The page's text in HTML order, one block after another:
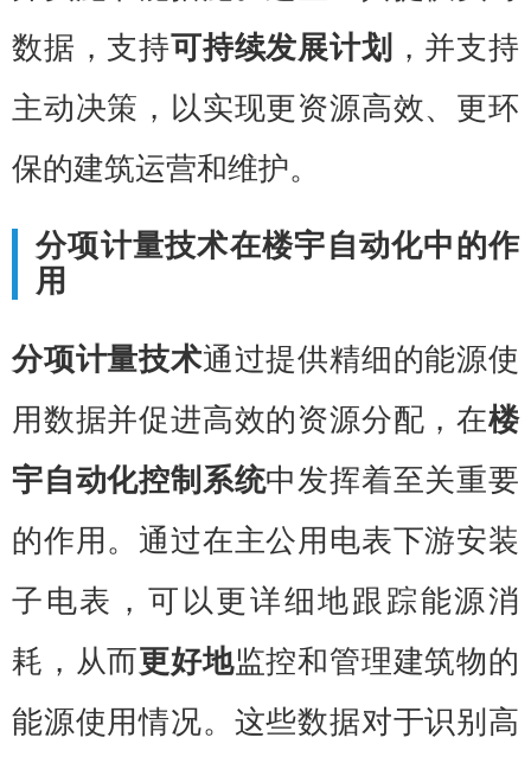
数据，支持可持续发展计划 ，并支持
主动决策，以实现更资源高效、更环
保的建筑运营和维护。
分项计量技术在楼宇自动化中的作
用
分项计量技术通过提供精细的能源使
用数据并促进高效的资源分配，在楼
宇自动化控制系统中发挥着至关重要
的作用。通过在主公用电表下游安装
子电表，可以更详细地跟踪能源消
耗，从而更好地监控和管理建筑物的
能源使用情况。这些数据对于识别高